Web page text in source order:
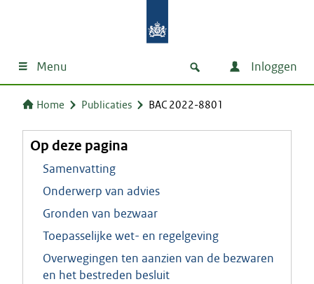
Menu Inloggen
Home Publicaties BAC 2022-8801
Op deze pagina
Samenvatting
Onderwerp van advies
Gronden van bezwaar
Toepasselijke wet- en regelgeving
Overwegingen ten aanzien van de bezwaren
en het bestreden besluit